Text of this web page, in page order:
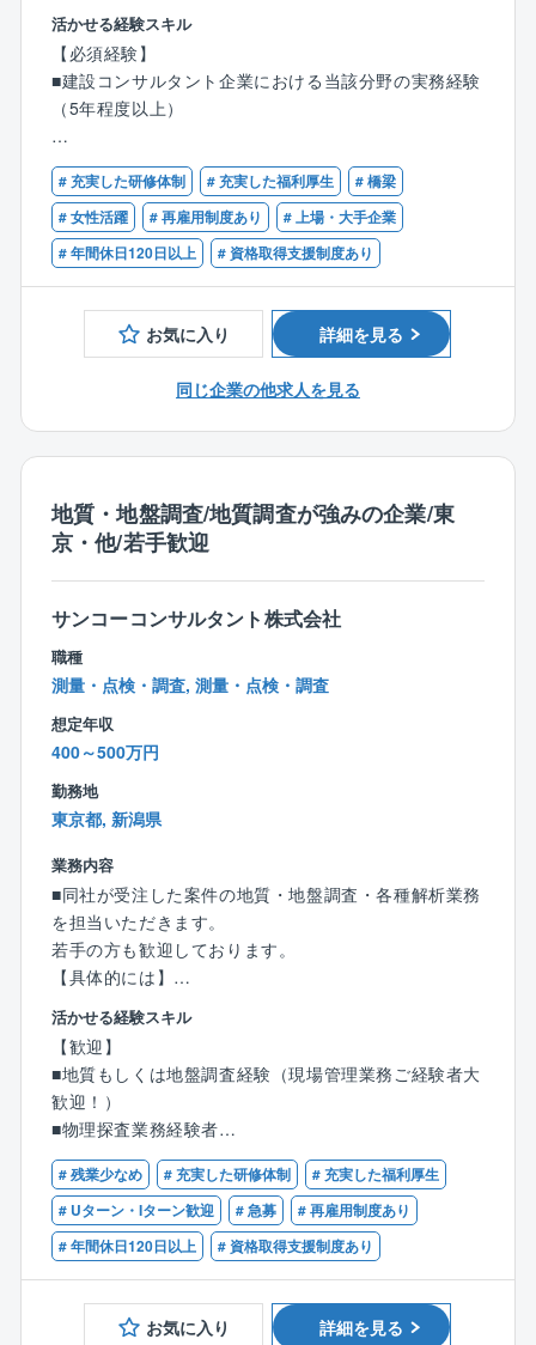
造分野等を強みとしております。
国内のみならず、海外149ヵ国での実績もあるため、入
社後にチャレンジしていただくこともできる環境で
す。
【同社の魅力】
◎社員一人ひとりを大切にする、充実の福利厚生と働
き方改革
社内には、鍼治療やマッサージを受けられるリフレッ
シュルームがあり、心身ともにリラックスができま
す。
また、仕事と育児を両立できるよう、保育施設を完備
ダイバーシティやインクルージョンへの対応を推進し
き方の実現、快適な職場環境の整備に向けた施策を講
じています！
フレックスタイム制度（コアタイム10：00～15：00）
を活用し、 月間の所定労働時間の範囲内で自身に合わ
せた柔軟な働き方ができます。
また、出社勤務と在宅勤務、サテライトオフィス勤務
を組み合わせた「ハイブリッドワーク」も推進してお
ります。
更に毎週水曜日をノー残業デーとして、ワークライフ
バランスの実現を目指しています。
◎社員の健康と働きがいを追求
社員の健康維持・向上を図る取り組みを積極的に展開
し、2017年より9年連続で『健康経営優良法人ホワイ
ト500』に認定されています。
また、同社の社員数は1,314名のうち女性271名（2024
年実績）です。
2024年に「えるぼし認定」で2つ星を取得しており、
りを実施しています。
◎安心して長く従事できる環境
「シニア層の戦力化」「技術伝承・後進育成」「人手
不足の解消」を目的として、社員の定年を62歳までと
しており、以後は65歳までの再雇用として従事するこ
とが可能です。
◎風通しの良いフラットな組織
オフィスは、技術部門の各グループがワンフロアに集
結しております！
一例で上げると、河川・水工グループ（水工部、砂防
【具体的には】
■新設設計
⇒一般図作成、予備設計、詳細設計（PC・RC橋、鋼
橋）などについて、条件整理から橋梁計画、構造検
討、設計計算、施工計画、CIM活用、図面作成、数量
計算等を行います。
■耐震補強設計
⇒特殊橋（斜張橋・トラス橋・アーチ橋等）や一般的
な桁橋形式の道路橋に対して、橋梁全体系の非線形動
的解析や非線形ＦＥＭ解析の実施、部材の耐震性照査
や最適な補強工法の選定、アップグレード耐震補強設
計、落橋防止システム設計、施工計画を実施します。
⇒損傷要因や状況を把握するための詳細調査（UAV含
修・更新設計、維持管理計画、施工計画、積算補助を
■調査・検討
⇒北陸地方特有の道路橋の塩害対策調査、検討に関す
る非定型のコンサルティング業務を実施します。委員
会・研究会の補助等を通じて学識経験者や国の研究機
関とのコーディネーターとして最新の知見を得られる
機会があります。
既設PC橋の補修施工時の応力度照査検討を実施し、施
工時の供用性の検討を行い道路管理者に対して定量的
な指標で安全度を提示します。
■BIM/CIM活用
⇒技術者およびオペレーターと協働し、効率化・高度
化・xRに関して積極的に取り組んでいます。
【同社の魅力】
◎社員一人ひとりを大切にする、充実の福利厚生と働
き方改革
社内には、鍼治療やマッサージを受けられるリフレッ
す。
また、仕事と育児を両立できるよう、保育施設を完備
しています。
◎同社の将来を牽引！資格支援制度が充実
技術士やRCCM、一級建築士など、業務上必要な資格
の取得について積極的に支援しています。
一例として技術士については、学習段階において課題
抽出や論点整理のレベルアップを目的とした社内研
修、該当分野の先輩技術士による指導、模擬試験など
を実施し、取得後は資格手当を支給しています。
2024年より全社員を対象としたデジタルリスキリン
活かせる経験スキル
【必須経験】
■建設コンサルタント企業における当該分野の実務経験
（5年程度以上）
【歓迎資格】※下記のいずれか
■技術士（建設部門：鋼構造及びコンクリート）
■RCCM（鋼構造及びコンクリート）
# 充実した研修体制 # 充実した福利厚生
# 橋梁
# 女性活躍
# 再雇用制度あり
# 上場・大手企業
# 年間休日120日以上
# 資格取得支援制度あり
お気に入り 詳細を見る
同じ企業の他求人を見る
地質・地盤調査/地質調査が強みの企業/東
京・他/若手歓迎
サンコーコンサルタント株式会社
職種
測量・点検・調査, 測量・点検・調査
想定年収
400～500万円
勤務地
東京都, 新潟県
業務内容
■同社が受注した案件の地質・地盤調査・各種解析業務
を担当いただきます。
若手の方も歓迎しております。
【具体的には】
＜地盤調査部門＞
◇ボーリング調査 ◇地表調査 ◇原位置試験・計測
◇室内試験 ◇地質リスクマネジメント
＜地盤解析部門＞
◇不連続性岩盤解析 ◇斜面安定解析 ◇軟弱地盤解
析
◇浸透流解析 ◇3次元地質・地盤モデリング ◇自然
災害の確率論的評価
＜水文調査部門＞
◇水文調査 ◇地下水環境保全 ◇地下水汚染・土壌
活かせる経験スキル
【歓迎】
■地質もしくは地盤調査経験（現場管理業務ご経験者大
歓迎！）
■物理探査業務経験者
■地質調査技士
■技術士・RCCM・1級土木施工管理技士
※上記いずれかの資格をお持ちの方
# 残業少なめ # 充実した研修体制
# 充実した福利厚生
# Uターン・Iターン歓迎
# 急募
# 再雇用制度あり
# 年間休日120日以上
# 資格取得支援制度あり
お気に入り 詳細を見る